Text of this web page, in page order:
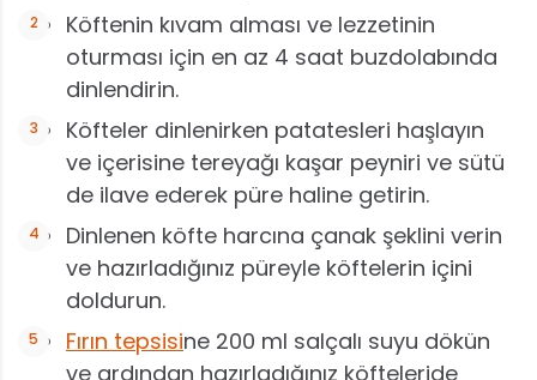
Köftenin kıvam alması ve lezzetinin
oturması için en az 4 saat buzdolabında
dinlendirin.
Köfteler dinlenirken patatesleri haşlayın
ve içerisine tereyağı kaşar peyniri ve sütü
de ilave ederek püre haline getirin.
Dinlenen köfte harcına çanak şeklini verin
ve hazırladığınız püreyle köftelerin içini
doldurun.
Fırın tepsisine 200 ml salçalı suyu dökün
ve ardından hazırladığınız köfteleride